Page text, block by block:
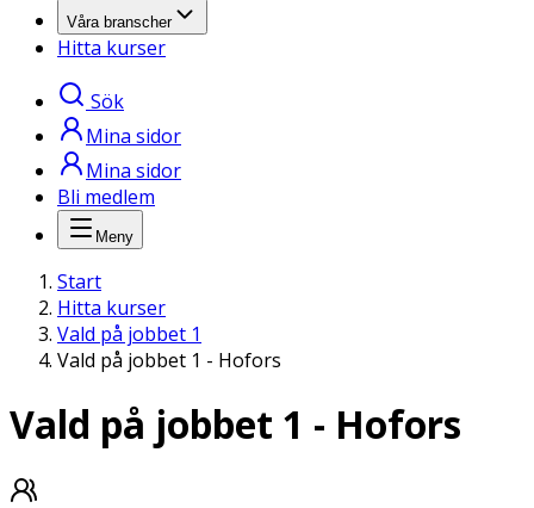
Våra branscher
Hitta kurser
Sök
Mina sidor
Mina sidor
Bli medlem
Meny
Start
Hitta kurser
Vald på jobbet 1
Vald på jobbet 1 - Hofors
Vald på jobbet 1 - Hofors